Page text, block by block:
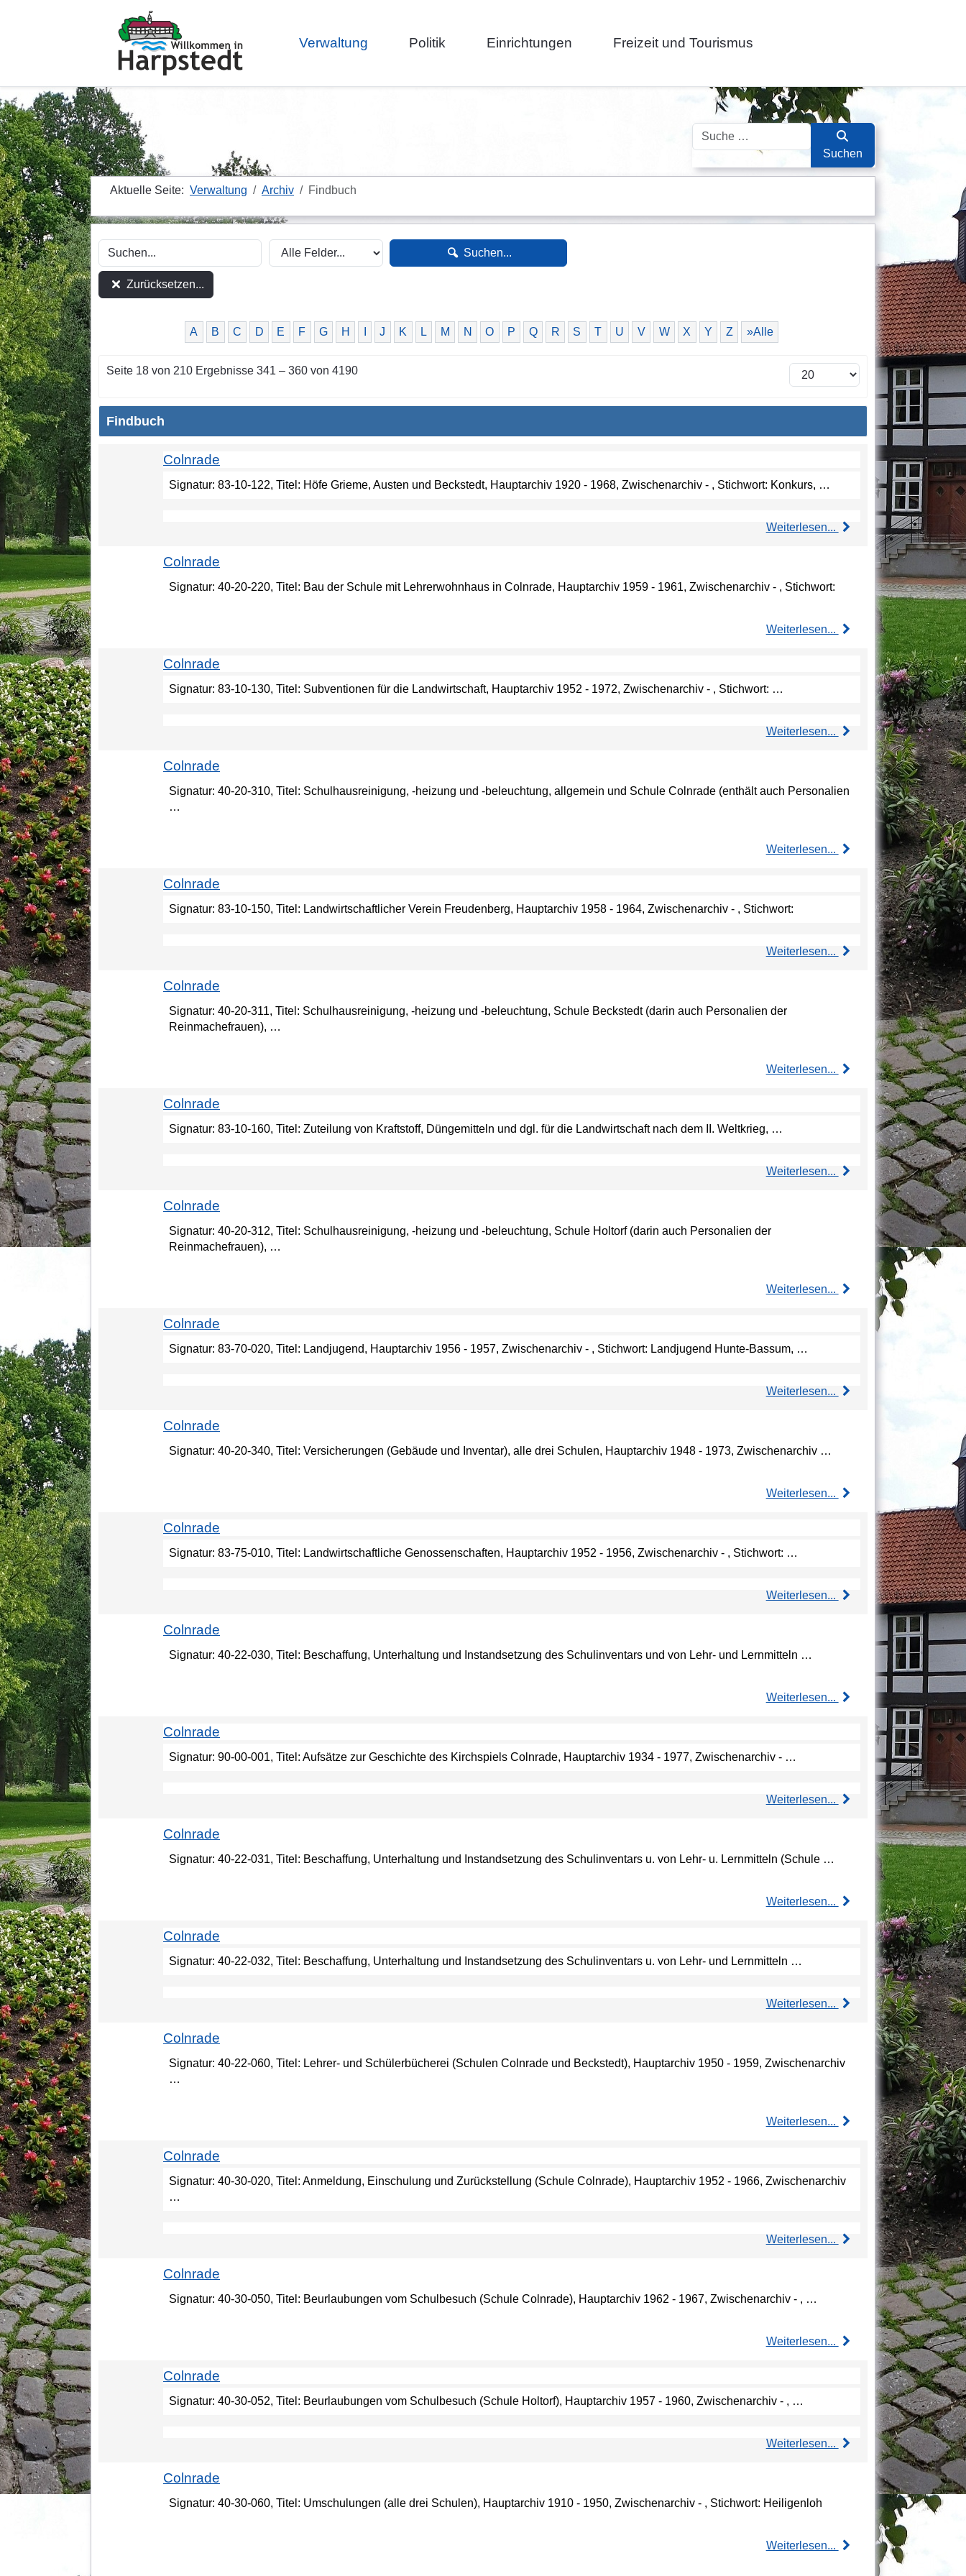
Verwaltung Politik Einrichtungen Freizeit und Tourismus
Suchen
Suchen
Aktuelle Seite: Verwaltung Archiv Findbuch
Suchen...
Zurücksetzen...
A B C D E F G H J K L M N O P Q R S T U V W X Y Z »Alle
Seite 18 von 210 Ergebnisse 341 – 360 von 4190
Findbuch
Colnrade
Signatur: 83-10-122, Titel: Höfe Grieme, Austen und Beckstedt, Hauptarchiv 1920 - 1968, Zwischenarchiv - , Stichwort: Konkurs, …
Weiterlesen...
Colnrade
Signatur: 40-20-220, Titel: Bau der Schule mit Lehrerwohnhaus in Colnrade, Hauptarchiv 1959 - 1961, Zwischenarchiv - , Stichwort:
Weiterlesen...
Colnrade
Signatur: 83-10-130, Titel: Subventionen für die Landwirtschaft, Hauptarchiv 1952 - 1972, Zwischenarchiv - , Stichwort: …
Weiterlesen...
Colnrade
Signatur: 40-20-310, Titel: Schulhausreinigung, -heizung und -beleuchtung, allgemein und Schule Colnrade (enthält auch Personalien
…
Weiterlesen...
Colnrade
Signatur: 83-10-150, Titel: Landwirtschaftlicher Verein Freudenberg, Hauptarchiv 1958 - 1964, Zwischenarchiv - , Stichwort:
Weiterlesen...
Colnrade
Signatur: 40-20-311, Titel: Schulhausreinigung, -heizung und -beleuchtung, Schule Beckstedt (darin auch Personalien der
Reinmachefrauen), …
Weiterlesen...
Colnrade
Signatur: 83-10-160, Titel: Zuteilung von Kraftstoff, Düngemitteln und dgl. für die Landwirtschaft nach dem II. Weltkrieg, …
Weiterlesen...
Colnrade
Signatur: 40-20-312, Titel: Schulhausreinigung, -heizung und -beleuchtung, Schule Holtorf (darin auch Personalien der
Reinmachefrauen), …
Weiterlesen...
Colnrade
Signatur: 83-70-020, Titel: Landjugend, Hauptarchiv 1956 - 1957, Zwischenarchiv - , Stichwort: Landjugend Hunte-Bassum, …
Weiterlesen...
Colnrade
Signatur: 40-20-340, Titel: Versicherungen (Gebäude und Inventar), alle drei Schulen, Hauptarchiv 1948 - 1973, Zwischenarchiv …
Weiterlesen...
Colnrade
Signatur: 83-75-010, Titel: Landwirtschaftliche Genossenschaften, Hauptarchiv 1952 - 1956, Zwischenarchiv - , Stichwort: …
Weiterlesen...
Colnrade
Signatur: 40-22-030, Titel: Beschaffung, Unterhaltung und Instandsetzung des Schulinventars und von Lehr- und Lernmitteln …
Weiterlesen...
Colnrade
Signatur: 90-00-001, Titel: Aufsätze zur Geschichte des Kirchspiels Colnrade, Hauptarchiv 1934 - 1977, Zwischenarchiv - …
Weiterlesen...
Colnrade
Signatur: 40-22-031, Titel: Beschaffung, Unterhaltung und Instandsetzung des Schulinventars u. von Lehr- u. Lernmitteln (Schule …
Weiterlesen...
Colnrade
Signatur: 40-22-032, Titel: Beschaffung, Unterhaltung und Instandsetzung des Schulinventars u. von Lehr- und Lernmitteln …
Weiterlesen...
Colnrade
Signatur: 40-22-060, Titel: Lehrer- und Schülerbücherei (Schulen Colnrade und Beckstedt), Hauptarchiv 1950 - 1959, Zwischenarchiv
…
Weiterlesen...
Colnrade
Signatur: 40-30-020, Titel: Anmeldung, Einschulung und Zurückstellung (Schule Colnrade), Hauptarchiv 1952 - 1966, Zwischenarchiv
…
Weiterlesen...
Colnrade
Signatur: 40-30-050, Titel: Beurlaubungen vom Schulbesuch (Schule Colnrade), Hauptarchiv 1962 - 1967, Zwischenarchiv - , …
Weiterlesen...
Colnrade
Signatur: 40-30-052, Titel: Beurlaubungen vom Schulbesuch (Schule Holtorf), Hauptarchiv 1957 - 1960, Zwischenarchiv - , …
Weiterlesen...
Colnrade
Signatur: 40-30-060, Titel: Umschulungen (alle drei Schulen), Hauptarchiv 1910 - 1950, Zwischenarchiv - , Stichwort: Heiligenloh
Weiterlesen...